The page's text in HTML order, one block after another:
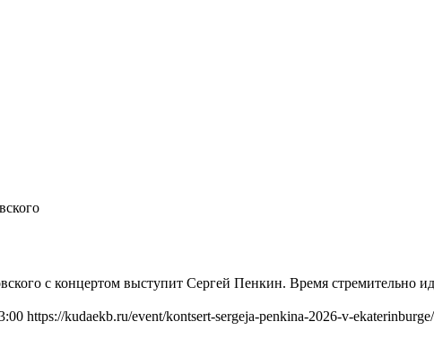
с концертом выступит Сергей Пенкин. Время
https://kudaekb.ru/event/kontsert-sergeja-penkina-2026-v-ekaterinburge/